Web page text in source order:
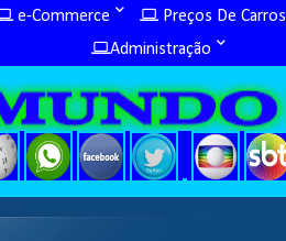
e-Commerce Preços De Carros
Administração